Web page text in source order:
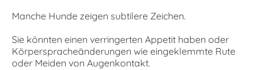
Manche Hunde zeigen subtilere Zeichen.
Sie könnten einen verringerten Appetit haben oder
Körperspracheänderungen wie eingeklemmte Rute
oder Meiden von Augenkontakt.